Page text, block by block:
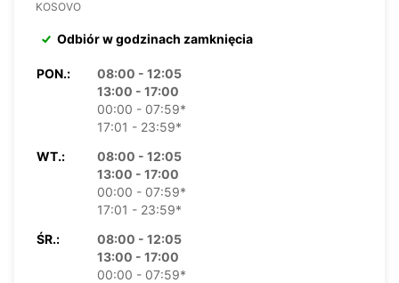
KOSOVO
Odbiór w godzinach zamknięcia
PON.:
08:00 - 12:05
13:00 - 17:00
00:00 - 07:59*
17:01 - 23:59*
WT.:
08:00 - 12:05
13:00 - 17:00
00:00 - 07:59*
17:01 - 23:59*
ŚR.:
08:00 - 12:05
13:00 - 17:00
00:00 - 07:59*